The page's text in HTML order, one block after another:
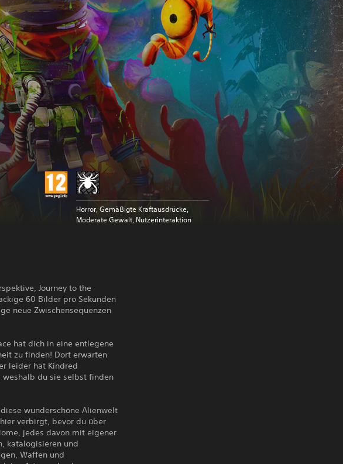
Horror, Gemäßigte Kraftausdrücke,
Moderate Gewalt, Nutzerinteraktion
Journey to the
60 Bilder pro Sekunden
neue Zwischensequenzen
hat dich in eine entlegene
zu finden! Dort erwarten
leider hat Kindred
du sie selbst finden
wunderschöne Alienwelt
verbirgt, bevor du über
jedes davon mit eigener
katalogisieren und
Waffen und